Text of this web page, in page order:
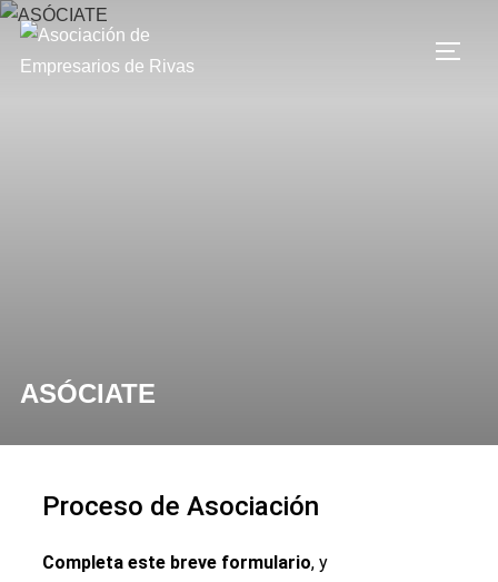
ASÓCIATE
Proceso de Asociación
Completa este breve formulario, y